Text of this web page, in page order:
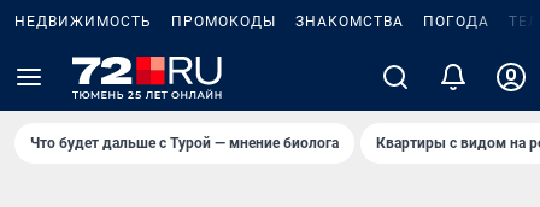
НЕДВИЖИМОСТЬ ПРОМОКОДЫ ЗНАКОМСТВА ПОГОДА
Что будет дальше с Турой — мнение биолога Квартиры с видом на